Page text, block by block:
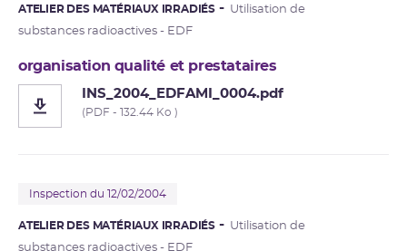
ATELIER DES MATÉRIAUX IRRADIÉS
Utilisation de
substances radioactives - EDF
organisation qualité et prestataires
INS_2004_EDFAMI_0004.pdf
(PDF - 132.44 Ko )
Inspection du 12/02/2004
ATELIER DES MATÉRIAUX IRRADIÉS
Utilisation de
substances radioactives - EDF